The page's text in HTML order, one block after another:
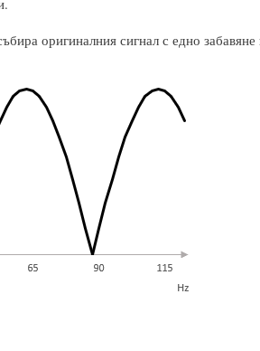
оригиналния сигнал с едно